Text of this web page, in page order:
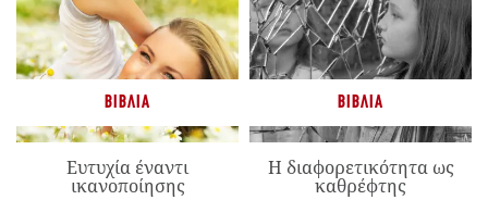
ΒΙΒΛΊΑ
Ευτυχία έναντι
ικανοποίησης
ΒΙΒΛΊΑ
Η διαφορετικότητα ως
καθρέφτης